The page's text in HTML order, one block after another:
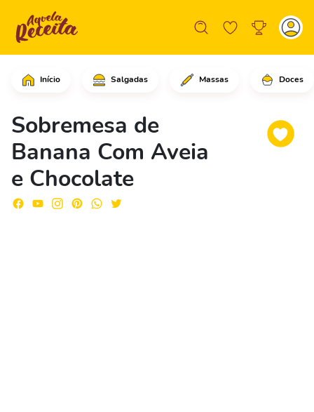
Início Salgadas Massas Doces
Sobremesa de
Banana Com Aveia
e Chocolate
Comece cortando as bananas em